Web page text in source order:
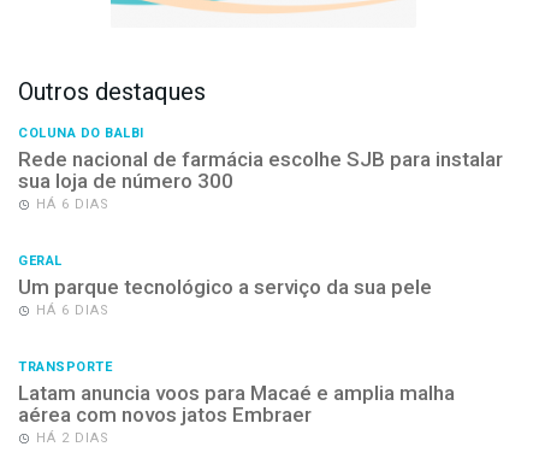
Outros destaques
COLUNA DO BALBI
Rede nacional de farmácia escolhe SJB para instalar
sua loja de número 300
HÁ 6 DIAS
GERAL
Um parque tecnológico a serviço da sua pele
HÁ 6 DIAS
TRANSPORTE
Latam anuncia voos para Macaé e amplia malha
aérea com novos jatos Embraer
HÁ 2 DIAS